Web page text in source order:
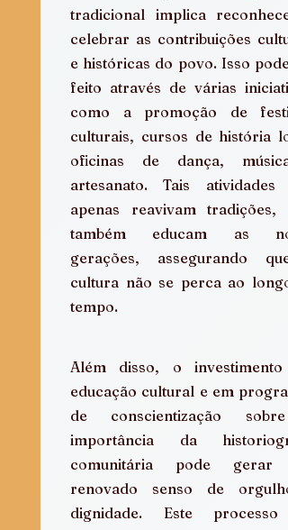
tradicional implica
celebrar as contribuições
e históricas do povo. Isso pode
feito através de várias
como a promoção de
culturais, cursos de história
oficinas de dança,
artesanato. Tais atividades
apenas reavivam tradições,
também educam as
gerações, assegurando
cultura não se perca ao
tempo.
Além disso, o investimento
educação cultural e em
de conscientização
importância da
comunitária pode gerar
renovado senso de
dignidade. Este processo